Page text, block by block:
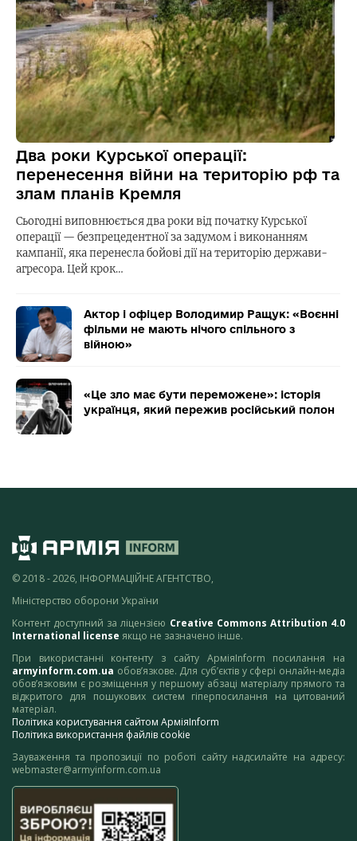
Два роки Курської операції:
перенесення війни на територію рф та
злам планів Кремля
Сьогодні виповнюється два роки від початку Курської
операції — безпрецедентної за задумом і виконанням
кампанії, яка перенесла бойові дії на територію держави-
агресора. Цей крок…
Актор і офіцер Володимир Ращук: «Воєнні
фільми не мають нічого спільного з
війною»
«Це зло має бути переможене»: історія
українця, який пережив російський полон
© 2018 - 2026, ІНФОРМАЦІЙНЕ АГЕНТСТВО,
Міністерство оборони України
Контент доступний за ліцензією Creative Commons Attribution 4.0
International license якщо не зазначено інше.
При використанні контенту з сайту АрміяInform посилання на
armyinform.com.ua обов’язкове. Для суб’єктів у сфері онлайн-медіа
обов’язковим є розміщення у першому абзаці матеріалу прямого та
відкритого для пошукових систем гіперпосилання на цитований
матеріал.
Політика користування сайтом АрміяInform
Політика використання файлів cookie
Зауваження та пропозиції по роботі сайту надсилайте на адресу:
webmaster@armyinform.com.ua